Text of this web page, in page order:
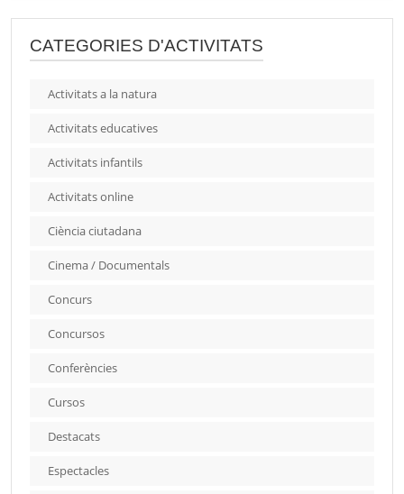
CATEGORIES D'ACTIVITATS
Activitats a la natura
Activitats educatives
Activitats infantils
Activitats online
Ciència ciutadana
Cinema / Documentals
Concurs
Concursos
Conferències
Cursos
Destacats
Espectacles